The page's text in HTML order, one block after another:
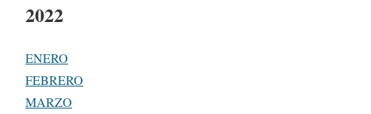
2022
ENERO
FEBRERO
MARZO